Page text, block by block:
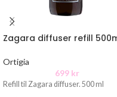
Zagara diffuser refill
Ortigia
699 kr
Refill til Zagara diffuser. 500 ml